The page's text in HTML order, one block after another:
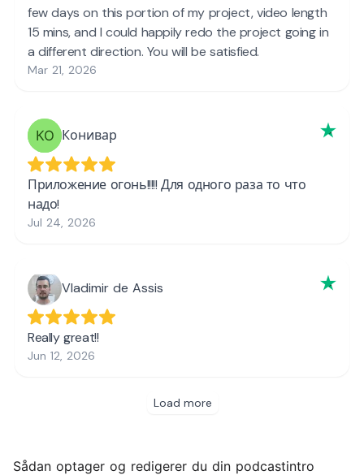
Sådan optager og redigerer du din podcastintro